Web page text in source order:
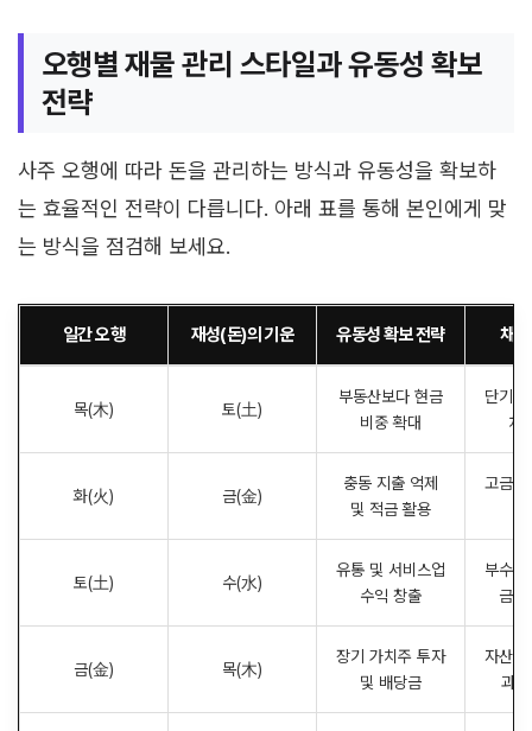
오행별 재물 관리 스타일과 유동성 확보
전략
사주 오행에 따라 돈을 관리하는 방식과 유동성을 확보하
는 효율적인 전략이 다릅니다. 아래 표를 통해 본인에게 맞
는 방식을 점검해 보세요.
일간 오행 재성(돈)의 기운 유동성 확보 전략 채
목(木) 토(土)
부동산보다 현금
비중 확대
단기
차
화(火) 금(金)
충동 지출 억제
및 적금 활용
고금리
토(土) 수(水)
유통 및 서비스업
수익 창출
부수
금
금(金) 목(木)
장기 가치주 투자
및 배당금
자산
과